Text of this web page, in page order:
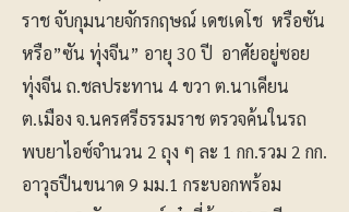
ราช จับกุมนายจักรกฤษณ์ เดชเดโช หรือซัน
หรือ”ซัน ทุ่งจีน” อายุ 30 ปี อาศัยอยู่ซอย
ทุ่งจีน ถ.ชลประทาน 4 ขวา ต.นาเคียน
ต.เมือง จ.นครศรีธรรมราช ตรวจค้นในรถ
พบยาไอซ์จำนวน 2 ถุง ๆ ละ 1 กก.รวม 2 กก.
อาวุธปืนขนาด 9 มม.1 กระบอกพร้อม